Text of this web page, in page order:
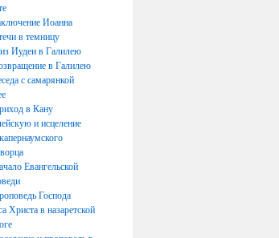
Иоанна
в темницу
Иудеи в Галилею
в Галилею
с самарянкой
в Кану
и исцеление
Евангельской
Господа
Христа в назаретской